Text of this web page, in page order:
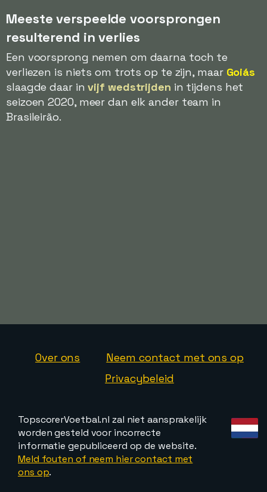
Meeste verspeelde voorsprongen
resulterend in verlies
Een voorsprong nemen om daarna toch te
verliezen is niets om trots op te zijn, maar Goiás
slaagde daar invijf wedstrijden in tijdens het
seizoen 2020, meer dan elk ander team in
Brasileirão.
Over ons
Neem contact met ons op
Privacybeleid
TopscorerVoetbal.nl zal niet aansprakelijk
worden gesteld voor incorrecte
informatie gepubliceerd op de website.
Meld fouten of neem hier contact met
ons op.